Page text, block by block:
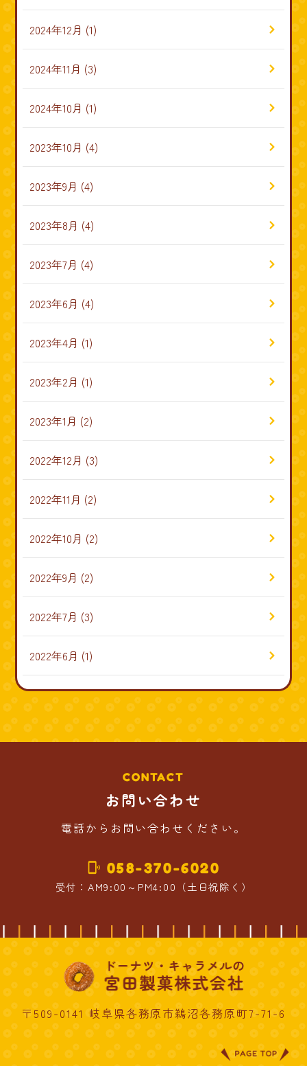
2024年12月 (1)
2024年11月 (3)
2024年10月 (1)
2023年10月 (4)
2023年9月 (4)
2023年8月 (4)
2023年7月 (4)
2023年6月 (4)
2023年4月 (1)
2023年2月 (1)
2023年1月 (2)
2022年12月 (3)
2022年11月 (2)
2022年10月 (2)
2022年9月 (2)
2022年7月 (3)
2022年6月 (1)
CONTACT
お問い合わせ
電話からお問い合わせください。
phonelink_ring 058-370-6020
受付：AM9:00～PM4:00（土日祝除く）
〒509-0141 岐阜県各務原市鵜沼各務原町7-71-6